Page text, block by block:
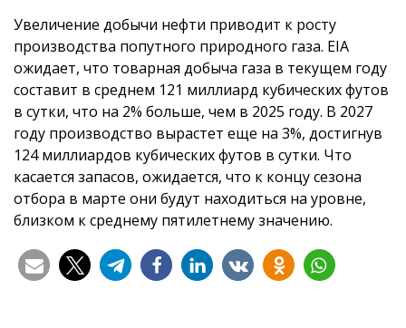
Увеличение добычи нефти приводит к росту
производства попутного природного газа. EIA
ожидает, что товарная добыча газа в текущем году
составит в среднем 121 миллиард кубических футов
в сутки, что на 2% больше, чем в 2025 году. В 2027
году производство вырастет еще на 3%, достигнув
124 миллиардов кубических футов в сутки. Что
касается запасов, ожидается, что к концу сезона
отбора в марте они будут находиться на уровне,
близком к среднему пятилетнему значению.